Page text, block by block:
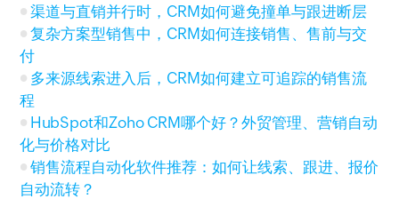
渠道与直销并行时，CRM如何避免撞单与跟进断层
复杂方案型销售中，CRM如何连接销售、售前与交
付
多来源线索进入后，CRM如何建立可追踪的销售流
程
HubSpot和Zoho CRM哪个好？外贸管理、营销自动
化与价格对比
销售流程自动化软件推荐：如何让线索、跟进、报价
自动流转？